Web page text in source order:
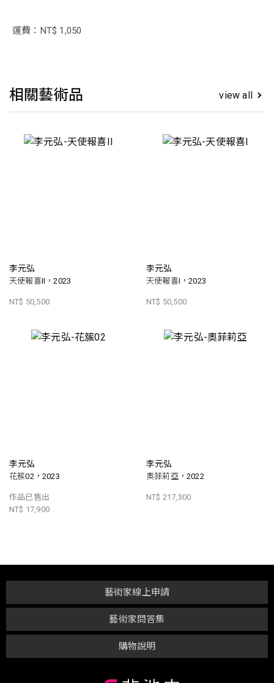
運費：NT$ 1,050
相關藝術品 view all
李元弘
天使報喜II，2023
NT$ 50,500
李元弘
天使報喜I，2023
NT$ 50,500
李元弘
花簇02，2023
作品已售出
NT$ 17,900
李元弘
奧菲莉亞，2022
NT$ 217,300
購物說明
藝術家問答集
藝術家線上申請